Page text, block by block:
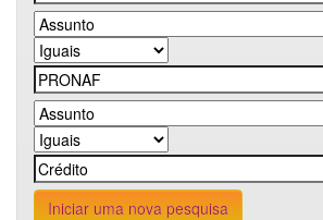
Iniciar uma nova pesquisa